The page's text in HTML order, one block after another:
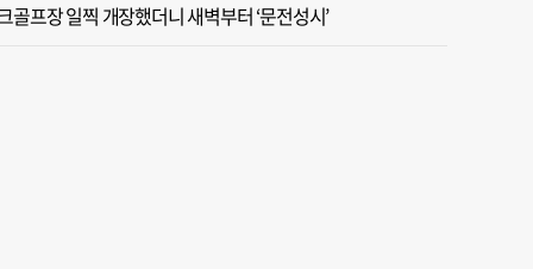
오늘의 운세] 8월 6일(음 6월 24일)